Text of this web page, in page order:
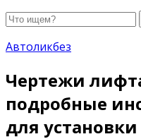
Автоликбез
Чертежи
подробные
для